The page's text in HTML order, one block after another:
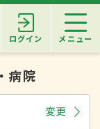
ログイン メニュー
病院
変更